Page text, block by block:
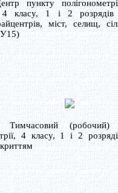
пункту
4 класу, 1 і 2 розрядів
міст, селищ,
У15)
(робочий)
4 класу, 1 і 2